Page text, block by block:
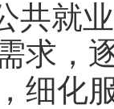
共就
求，
细化